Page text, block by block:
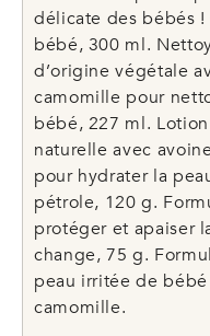
délicate des bébés
bébé, 300 ml.
d’origine végétale
camomille pour
bébé, 227 ml.
naturelle avec
pour hydrater la
pétrole, 120 g.
protéger et apaiser
change, 75 g.
peau irritée de
camomille.